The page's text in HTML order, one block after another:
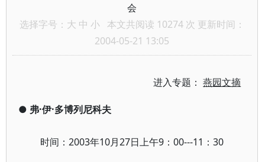
会
选择字号： 大 中 小 本文共阅读 10274 次 更新时间：
2004-05-21 13:05
进入专题：燕园文摘
● 弗·伊·多博列尼科夫
时间：2003年10月27日上午9：00---11：30